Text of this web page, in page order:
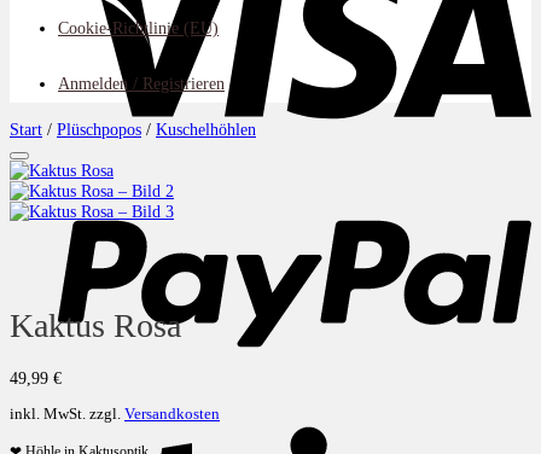
Cookie-Richtlinie (EU)
Anmelden / Registrieren
Start / Plüschpopos / Kuschelhöhlen
Kaktus Rosa
49,99 €
inkl. MwSt. zzgl. Versandkosten